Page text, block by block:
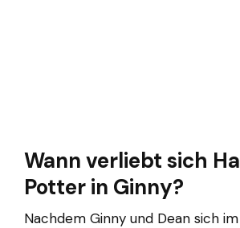
Wann verliebt sich
Potter in Ginny?
Nachdem Ginny und Dean sich